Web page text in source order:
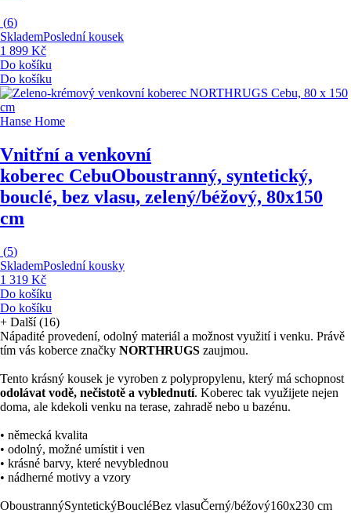
(6)
SklademPoslední kousek
1 899 Kč
Do košíku
Do košíku
Hanse Home
Vnitřní a venkovní
koberec CebuOboustranný, syntetický,
bouclé, bez vlasu, zelený/béžový, 80x150
cm
(5)
SklademPoslední kousky
1 319 Kč
Do košíku
Do košíku
+ Další (16)
Nápadité provedení, odolný materiál a možnost využití i venku. Právě
tím vás koberce značky NORTHRUGS zaujmou.
Tento krásný kousek je vyroben z polypropylenu, který má schopnost
odolávat vodě, nečistotě a vyblednutí. Koberec tak využijete nejen
doma, ale kdekoli venku na terase, zahradě nebo u bazénu.
• německá kvalita
• odolný, možné umístit i ven
• krásné barvy, které nevyblednou
• nádherné motivy a vzory
OboustrannýSyntetickýBoucléBez vlasuČerný/béžový160x230 cm